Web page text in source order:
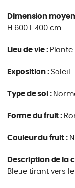
Dimension
H 600 L 400 cm
Lieu de vie : Plante
Exposition : Soleil
Type de sol :
Forme du fruit :
Couleur du fruit :
Description de la
Bleue tirant vers